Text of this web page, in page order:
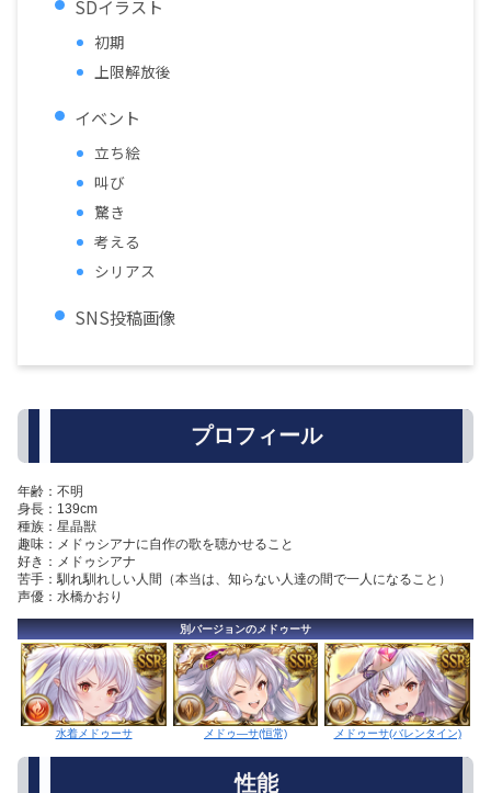
SDイラスト
初期
上限解放後
イベント
立ち絵
叫び
驚き
考える
シリアス
SNS投稿画像
プロフィール
年齢：不明
身長：139cm
種族：星晶獣
趣味：メドゥシアナに自作の歌を聴かせること
好き：メドゥシアナ
苦手：馴れ馴れしい人間（本当は、知らない人達の間で一人になること）
声優：水橋かおり
別バージョンのメドゥーサ
水着メドゥーサ メドゥ―サ(恒常) メドゥーサ(バレンタイン)
性能